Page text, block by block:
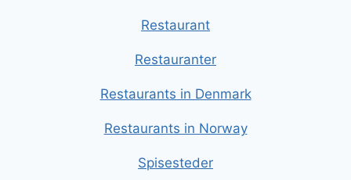
Restaurant
Restauranter
Restaurants in Denmark
Restaurants in Norway
Spisesteder